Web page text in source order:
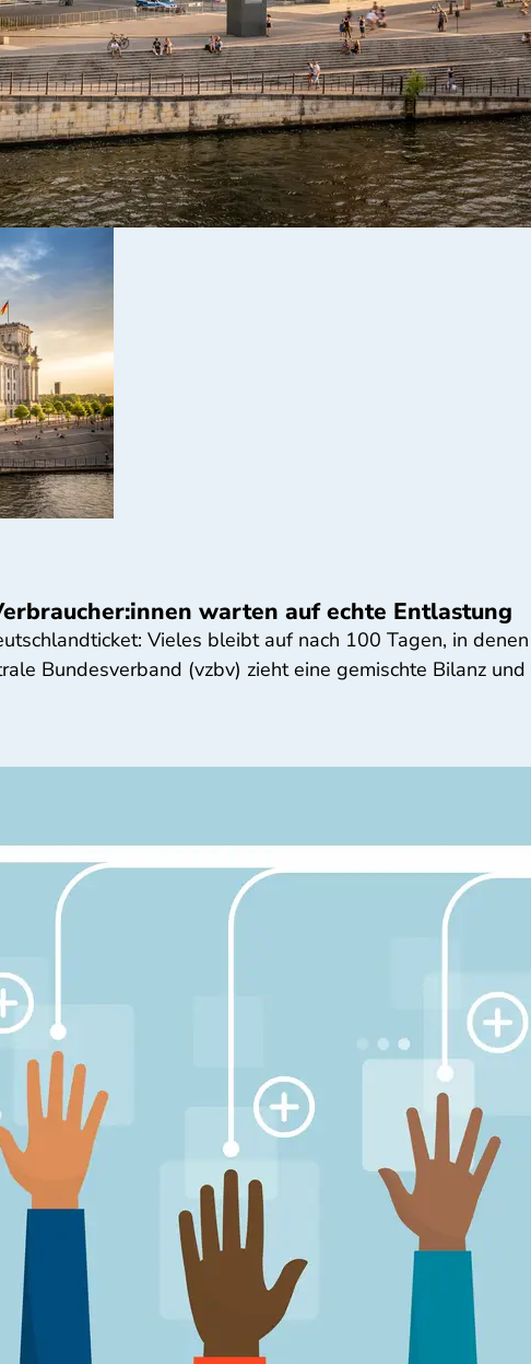
warten auf echte Entlastung
Vieles bleibt auf nach 100 Tagen, in
Bundesverband (vzbv) zieht eine gemischte Bilanz